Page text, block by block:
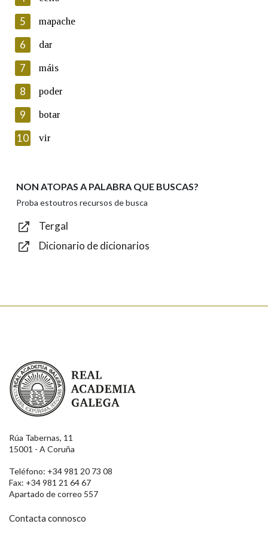
Lin e acepto as condicións da política de
Introduce o código que aparece na imaxe:
Texto de verificación
Enviar
5 mapache
6 dar
7 máis
8 poder
9 botar
10 vir
NON ATOPAS A PALABRA QUE BUSCAS?
Proba estoutros recursos de busca
Tergal
Dicionario de dicionarios
Real Academia Galega
Rúa Tabernas, 11
15001 - A Coruña
Teléfono: +34 981 20 73 08
Fax: +34 981 21 64 67
Apartado de correo 557
Contacta connosco